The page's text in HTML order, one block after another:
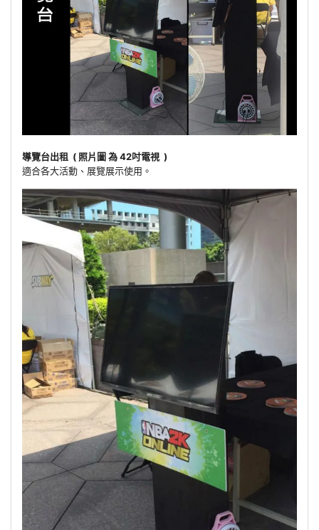
導覽台出租 ( 照片圖 為 42吋電視 )
適合各大活動、展覽展示使用。